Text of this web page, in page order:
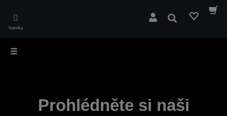
main
Nabídka
Hledat
Prohlédněte si naši